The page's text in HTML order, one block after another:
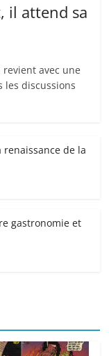
il attend sa
avec une
les discussions
renaissance de la
gastronomie et